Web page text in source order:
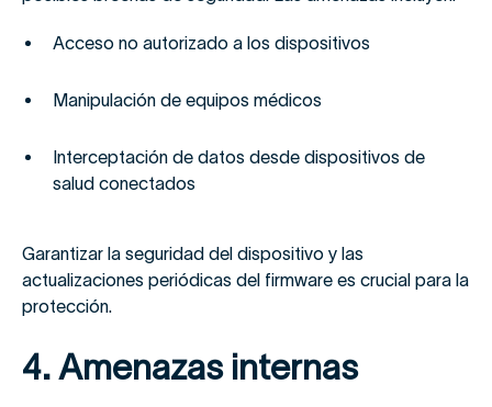
Acceso no autorizado a los dispositivos
Manipulación de equipos médicos
Interceptación de datos desde dispositivos de
salud conectados
Garantizar la seguridad del dispositivo y las
actualizaciones periódicas del firmware es crucial para la
protección.
4. Amenazas internas